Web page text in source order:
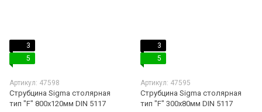
3
5
Артикул: 47598
Струбцина Sigma столярная
тип "F" 800x120мм DIN 5117
3
5
Артикул: 47595
Струбцина Sigma столярная
тип "F" 300x80мм DIN 5117